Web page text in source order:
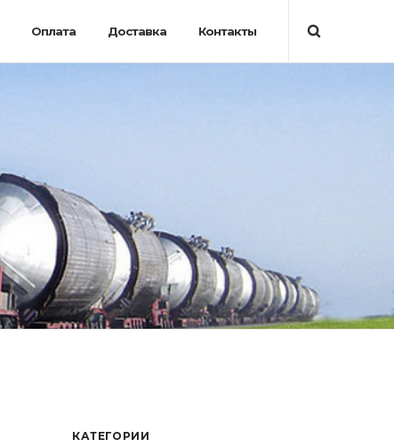
Оплата Доставка Контакты
КАТЕГОРИИ